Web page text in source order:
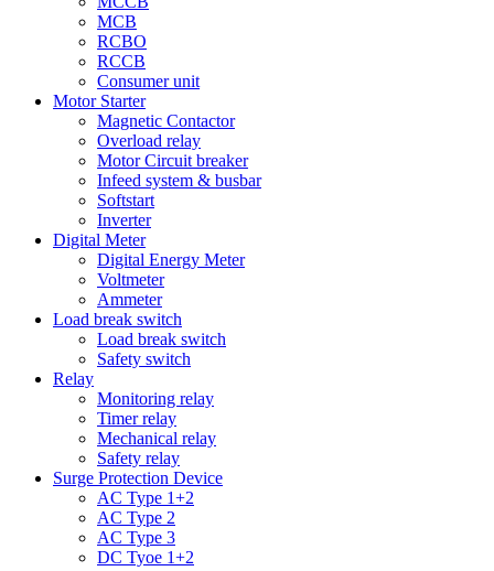
MCB
RCBO
RCCB
Consumer unit
Motor Starter
Magnetic Contactor
Overload relay
Motor Circuit breaker
Infeed system & busbar
Softstart
Inverter
Digital Meter
Digital Energy Meter
Voltmeter
Ammeter
Load break switch
Load break switch
Safety switch
Relay
Monitoring relay
Timer relay
Mechanical relay
Safety relay
Surge Protection Device
AC Type 1+2
AC Type 2
AC Type 3
DC Tyoe 1+2